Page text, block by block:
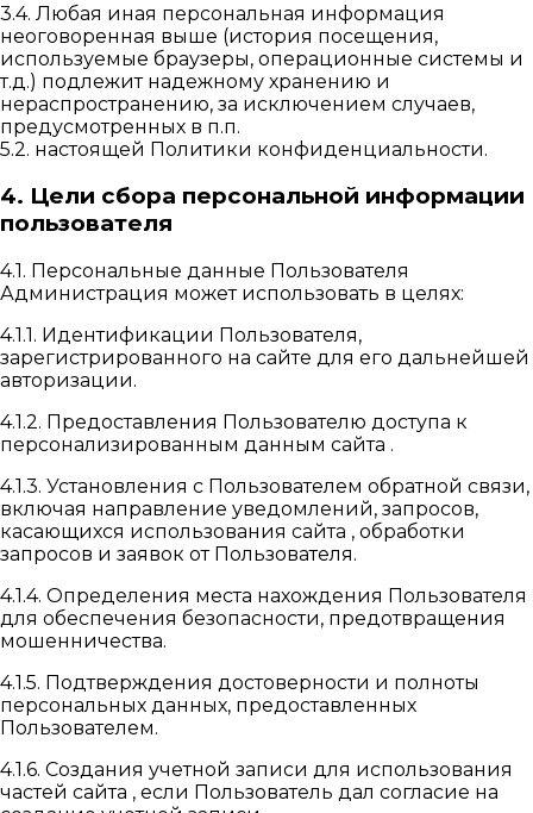
3.4. Любая иная персональная информация
неоговоренная выше (история посещения,
используемые браузеры, операционные системы и
т.д.) подлежит надежному хранению и
нераспространению, за исключением случаев,
предусмотренных в п.п.
5.2. настоящей Политики конфиденциальности.
4. Цели сбора персональной информации
пользователя
4.1. Персональные данные Пользователя
Администрация может использовать в целях:
4.1.1. Идентификации Пользователя,
зарегистрированного на сайте для его дальнейшей
авторизации.
4.1.2. Предоставления Пользователю доступа к
персонализированным данным сайта .
4.1.3. Установления с Пользователем обратной связи,
включая направление уведомлений, запросов,
касающихся использования сайта , обработки
запросов и заявок от Пользователя.
4.1.4. Определения места нахождения Пользователя
для обеспечения безопасности, предотвращения
мошенничества.
4.1.5. Подтверждения достоверности и полноты
персональных данных, предоставленных
Пользователем.
4.1.6. Создания учетной записи для использования
частей сайта , если Пользователь дал согласие на